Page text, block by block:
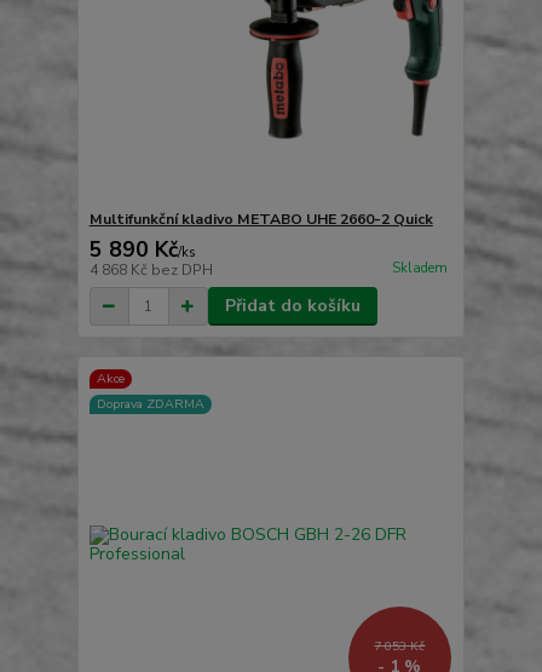
Multifunkční kladivo METABO UHE 2660-2 Quick
5 890 Kč/ks
4 868 Kč bez DPH Skladem
Přidat do košíku
Akce
Doprava ZDARMA
7 053 Kč
- 1 %